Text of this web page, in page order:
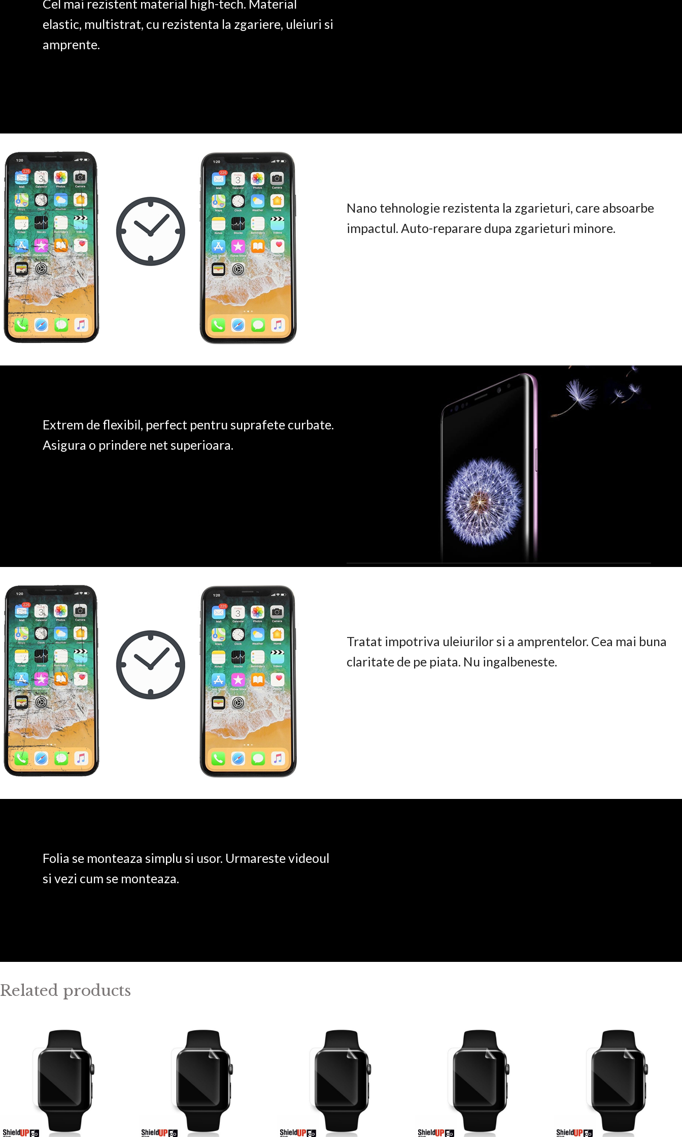
Cel mai rezistent material high-tech. Material
elastic, multistrat, cu rezistenta la zgariere, uleiuri si
amprente.
Nano tehnologie rezistenta la zgarieturi, care absoarbe
impactul. Auto-reparare dupa zgarieturi minore.
Extrem de flexibil, perfect pentru suprafete curbate.
Asigura o prindere net superioara.
Tratat impotriva uleiurilor si a amprentelor. Cea mai buna
claritate de pe piata. Nu ingalbeneste.
Folia se monteaza simplu si usor. Urmareste videoul
si vezi cum se monteaza.
Related products